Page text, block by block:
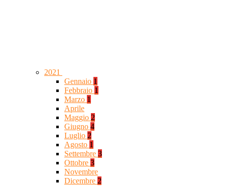
2021
Gennaio 1
Febbraio 1
Marzo 1
Aprile
Maggio 2
Giugno 4
Luglio 2
Agosto 1
Settembre 3
Ottobre 3
Novembre
Dicembre 2